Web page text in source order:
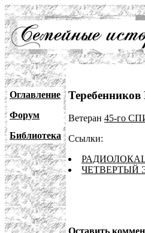
Оглавление
Форум
Библиотека
Ветеран 45-го
Ссылки:
ЧЕТВЕРТЫЙ